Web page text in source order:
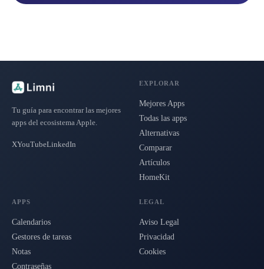
Tu guía para encontrar las mejores
apps del ecosistema Apple.
XYouTubeLinkedIn
EXPLORAR
Mejores Apps
Todas las apps
Alternativas
Comparar
Artículos
HomeKit
APPS
Calendarios
Gestores de tareas
Notas
Contraseñas
LEGAL
Aviso Legal
Privacidad
Cookies